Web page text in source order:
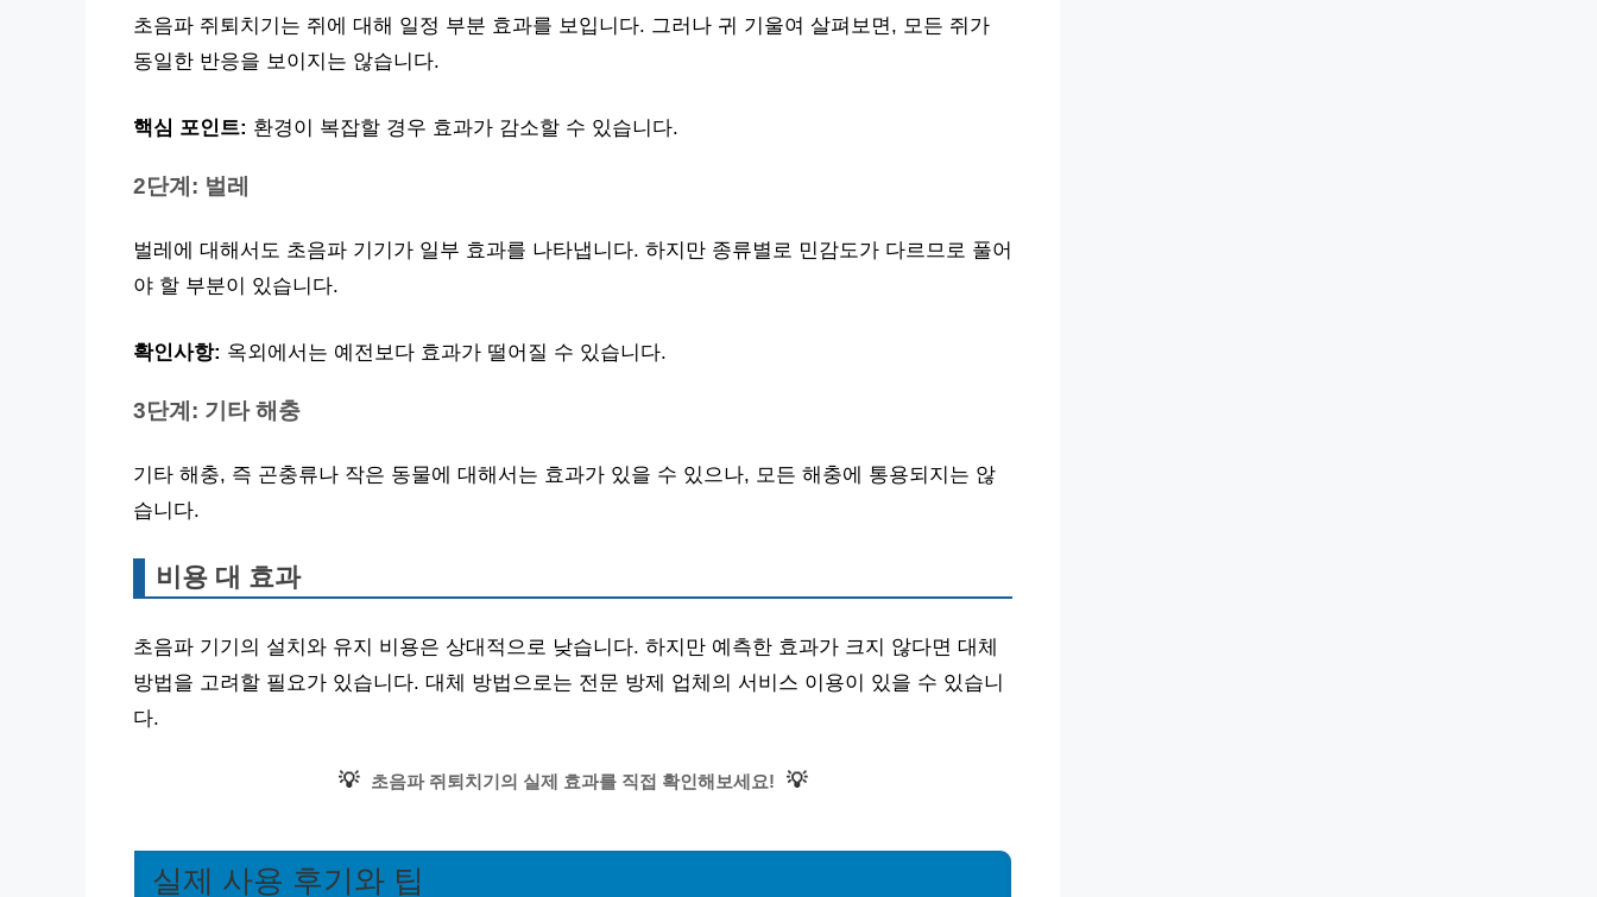
초음파 쥐퇴치기는 쥐에 대해 일정 부분 효과를 보입니다. 그러나 귀 기울여 살펴보면, 모든 쥐가
동일한 반응을 보이지는 않습니다.
핵심 포인트: 환경이 복잡할 경우 효과가 감소할 수 있습니다.
2단계: 벌레
벌레에 대해서도 초음파 기기가 일부 효과를 나타냅니다. 하지만 종류별로 민감도가 다르므로 풀어
야 할 부분이 있습니다.
확인사항: 옥외에서는 예전보다 효과가 떨어질 수 있습니다.
3단계: 기타 해충
기타 해충, 즉 곤충류나 작은 동물에 대해서는 효과가 있을 수 있으나, 모든 해충에 통용되지는 않
습니다.
비용 대 효과
초음파 기기의 설치와 유지 비용은 상대적으로 낮습니다. 하지만 예측한 효과가 크지 않다면 대체
방법을 고려할 필요가 있습니다. 대체 방법으로는 전문 방제 업체의 서비스 이용이 있을 수 있습니
다.
💡 초음파 쥐퇴치기의 실제 효과를 직접 확인해보세요! 💡
실제 사용 후기와 팁